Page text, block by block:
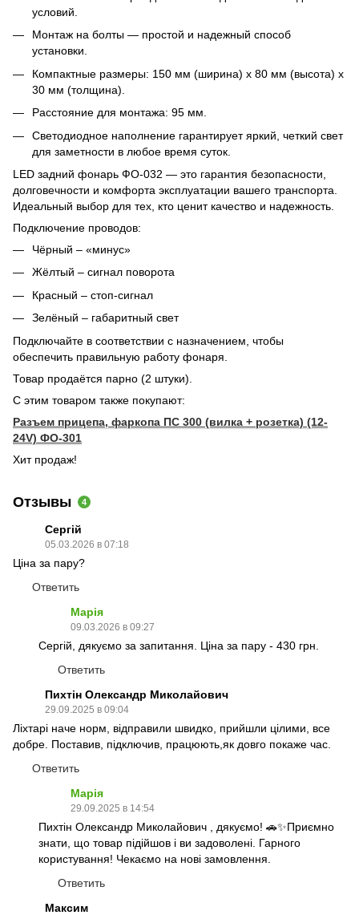
условий.
Монтаж на болты — простой и надежный способ
установки.
Компактные размеры: 150 мм (ширина) х 80 мм (высота) х
30 мм (толщина).
Расстояние для монтажа: 95 мм.
Светодиодное наполнение гарантирует яркий, четкий свет
для заметности в любое время суток.
LED задний фонарь ФО-032 — это гарантия безопасности,
долговечности и комфорта эксплуатации вашего транспорта.
Идеальный выбор для тех, кто ценит качество и надежность.
Подключение проводов:
Чёрный – «минус»
Жёлтый – сигнал поворота
Красный – стоп-сигнал
Зелёный – габаритный свет
Подключайте в соответствии с назначением, чтобы
обеспечить правильную работу фонаря.
Товар продаётся парно (2 штуки).
С этим товаром также покупают:
Разъем прицепа, фаркопа ПС 300 (вилка + розетка) (12-
24V) ФО-301
Хит продаж!
Отзывы 4
Сергій
05.03.2026 в 07:18
Ціна за пару?
Ответить
Марія
09.03.2026 в 09:27
Сергій, дякуємо за запитання. Ціна за пару - 430 грн.
Ответить
Пихтін Олександр Миколайович
29.09.2025 в 09:04
Ліхтарі наче норм, відправили швидко, прийшли цілими, все
добре. Поставив, підключив, працюють,як довго покаже час.
Ответить
Марія
29.09.2025 в 14:54
Пихтін Олександр Миколайович , дякуємо! 🚗✨Приємно
знати, що товар підійшов і ви задоволені. Гарного
користування! Чекаємо на нові замовлення.
Ответить
Максим